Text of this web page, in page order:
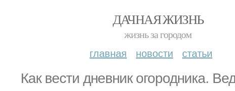
ДАЧНАЯ ЖИЗНЬ
жизнь за городом
главная новости статьи
Как вести дневник огородника.